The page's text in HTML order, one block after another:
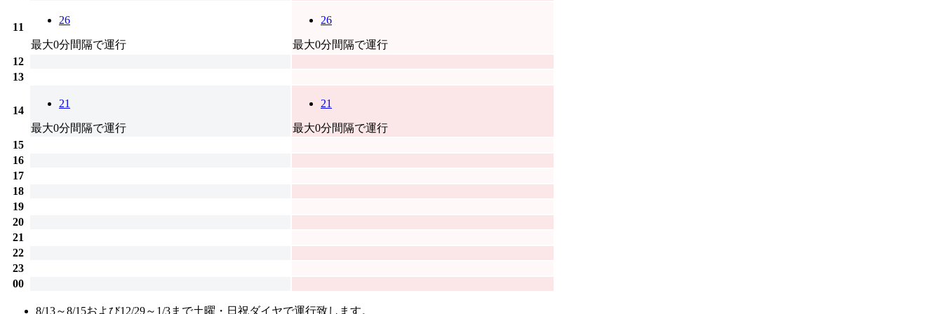
11
26
最大0分間隔で運行
26
最大0分間隔で運行
12
13
14
21
最大0分間隔で運行
21
最大0分間隔で運行
15
16
17
18
19
20
21
22
23
00
8/13～8/15および12/29～1/3まで土曜・日祝ダイヤで運行致します。